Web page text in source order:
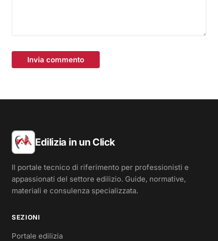
Invia commento
Edilizia in un Click
Il portale tecnico di riferimento per professionisti e
appassionati del settore edilizio. Guide, normative,
materiali e consulenza specializzata.
SEZIONI
Portale edilizia